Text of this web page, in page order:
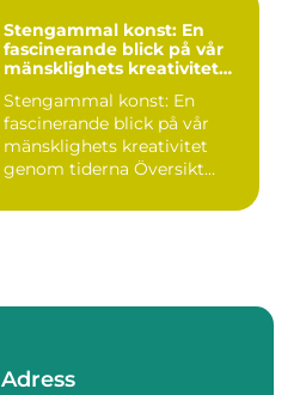
Stengammal konst: En
fascinerande blick på vår
mänsklighets kreativitet
Stengammal konst: En
fascinerande blick på vår
mänsklighets kreativitet
genom tiderna Översikt
Adress